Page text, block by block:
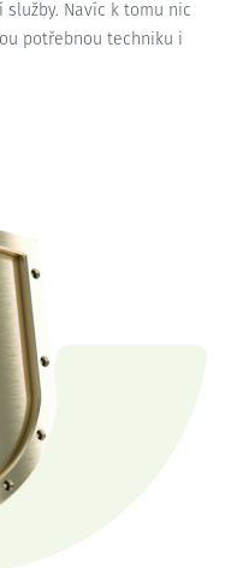
Navíc k tomu nic
potřebnou techniku i